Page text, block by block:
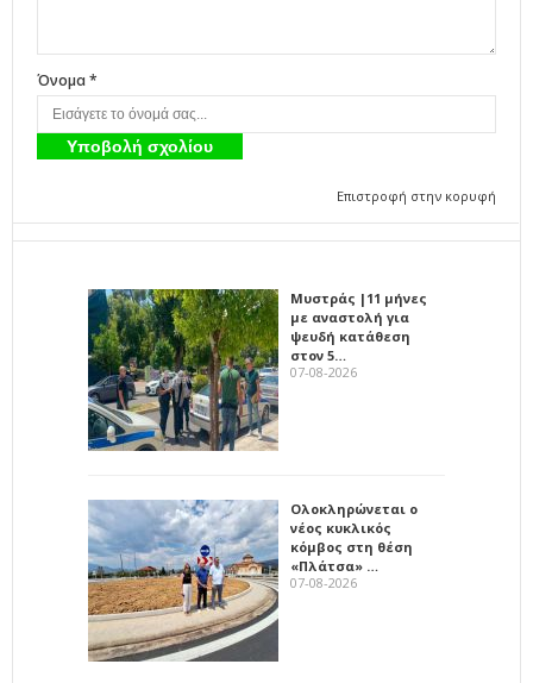
Όνομα *
Επιστροφή στην κορυφή
Μυστράς |11 μήνες
με αναστολή για
ψευδή κατάθεση
στον 5…
07-08-2026
Ολοκληρώνεται ο
νέος κυκλικός
κόμβος στη θέση
«Πλάτσα» …
07-08-2026